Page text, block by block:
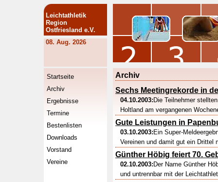
Leichtathletik
Region
Ostfriesland e.V.
08. Aug. 2026
Startseite
Archiv
Ergebnisse
Termine
Bestenlisten
Downloads
Vorstand
Vereine
Archiv
Sechs Meetingrekorde in
04.10.2003: Die Teilnehmer
Holtland am vergangenen
Gute Leistungen in
03.10.2003: Ein Super-
Vereinen und damit gut ein Drittel
Günther Höbig feiert 70.
02.10.2003: Der Name Günther
und untrennbar mit der